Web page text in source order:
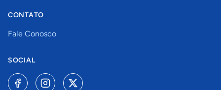
CONTATO
Fale Conosco
SOCIAL